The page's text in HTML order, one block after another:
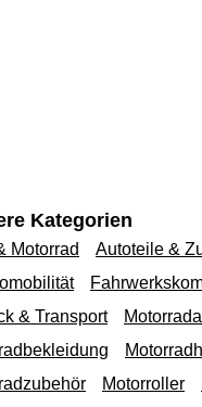
Kategorien
Motorrad Autoteile &
& Transport
Motorroller